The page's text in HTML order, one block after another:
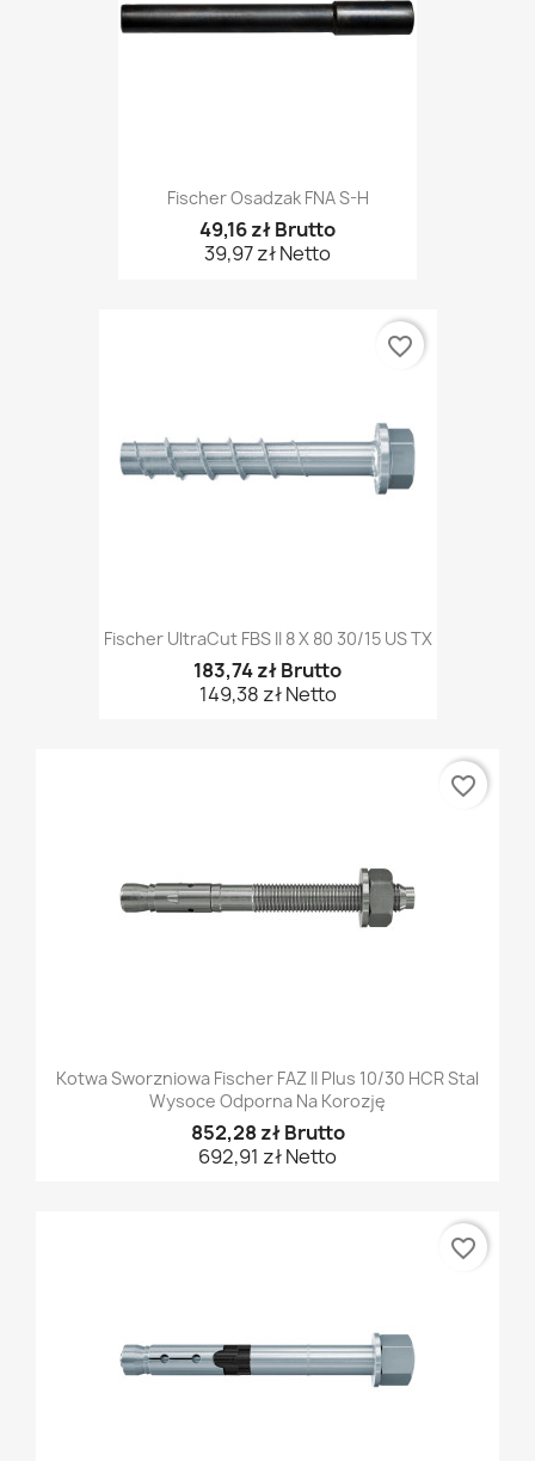
Fischer Osadzak FNA S-H
49,16 zł Brutto
39,97 zł Netto
Fischer UltraCut FBS II 8 X 80 30/15 US TX
183,74 zł Brutto
149,38 zł Netto
favorite_border
Kotwa Sworzniowa Fischer FAZ II Plus 10/30 HCR Stal
Wysoce Odporna Na Korozję
852,28 zł Brutto
692,91 zł Netto
favorite_border
favorite_border